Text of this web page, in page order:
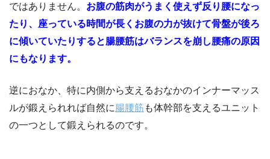
ではありません。 お腹の筋肉がうまく使えず反り腰になっ
たり、座っている時間が長くお腹の力が抜けて骨盤が後ろ
に傾いていたりすると腸腰筋はバランスを崩し腰痛の原因
にもなります。
逆におなか、特に内側から支えるおなかのインナーマッス
ルが鍛えられれば自然に 腸腰筋 も体幹部を支えるユニット
の一つとして鍛えられるのです。